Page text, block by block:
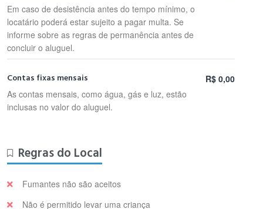
Em caso de desistência antes do tempo mínimo, o
locatário poderá estar sujeito a pagar multa. Se
informe sobre as regras de permanência antes de
concluir o aluguel.
Contas fixas mensais
As contas mensais, como água, gás e luz, estão
inclusas no valor do aluguel.
R$ 0,00
Regras do Local
Fumantes não são aceitos
Não é permitido levar uma criança